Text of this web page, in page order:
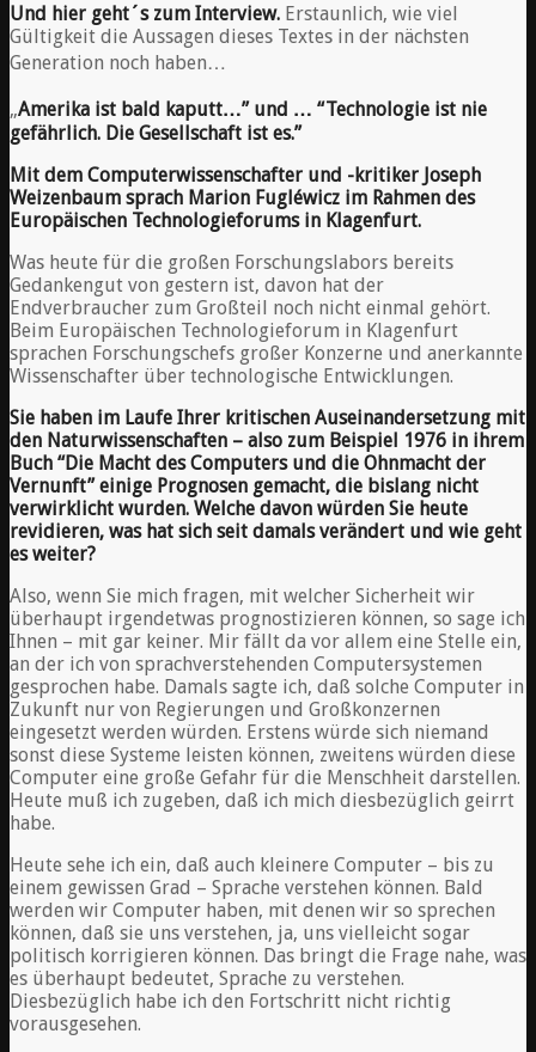
Und hier geht´s zum Interview. Erstaunlich, wie viel
Gültigkeit die Aussagen dieses Textes in der nächsten
Generation noch haben…
„Amerika ist bald kaputt…” und … “Technologie ist nie
gefährlich. Die Gesellschaft ist es.”
Mit dem Computerwissenschafter und -kritiker Joseph
Weizenbaum sprach Marion Fugléwicz im Rahmen des
Europäischen Technologieforums in Klagenfurt.
Was heute für die großen Forschungslabors bereits
Gedankengut von gestern ist, davon hat der
Endverbraucher zum Großteil noch nicht einmal gehört.
Beim Europäischen Technologieforum in Klagenfurt
sprachen Forschungschefs großer Konzerne und anerkannte
Wissenschafter über technologische Entwicklungen.
Sie haben im Laufe Ihrer kritischen Auseinandersetzung mit
den Naturwissenschaften – also zum Beispiel 1976 in ihrem
Buch “Die Macht des Computers und die Ohnmacht der
Vernunft” einige Prognosen gemacht, die bislang nicht
verwirklicht wurden. Welche davon würden Sie heute
revidieren, was hat sich seit damals verändert und wie geht
es weiter?
Also, wenn Sie mich fragen, mit welcher Sicherheit wir
überhaupt irgendetwas prognostizieren können, so sage ich
Ihnen – mit gar keiner. Mir fällt da vor allem eine Stelle ein,
an der ich von sprachverstehenden Computersystemen
gesprochen habe. Damals sagte ich, daß solche Computer in
Zukunft nur von Regierungen und Großkonzernen
eingesetzt werden würden. Erstens würde sich niemand
sonst diese Systeme leisten können, zweitens würden diese
Computer eine große Gefahr für die Menschheit darstellen.
Heute muß ich zugeben, daß ich mich diesbezüglich geirrt
habe.
Heute sehe ich ein, daß auch kleinere Computer – bis zu
einem gewissen Grad – Sprache verstehen können. Bald
werden wir Computer haben, mit denen wir so sprechen
können, daß sie uns verstehen, ja, uns vielleicht sogar
politisch korrigieren können. Das bringt die Frage nahe, was
es überhaupt bedeutet, Sprache zu verstehen.
Diesbezüglich habe ich den Fortschritt nicht richtig
vorausgesehen.